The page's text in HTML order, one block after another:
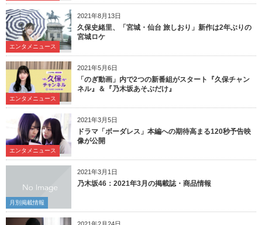
2021年8月13日
エンタメニュース
久保史緒里、「宮城・仙台 旅しおり」新作は2年ぶりの
宮城ロケ
2021年5月6日
エンタメニュース
「のぎ動画」内で2つの新番組がスタート『久保チャン
ネル』＆『乃木坂あそぶだけ』
2021年3月5日
エンタメニュース
ドラマ「ボーダレス」本編への期待高まる120秒予告映
像が公開
2021年3月1日
月別掲載情報
乃木坂46：2021年3月の掲載誌・商品情報